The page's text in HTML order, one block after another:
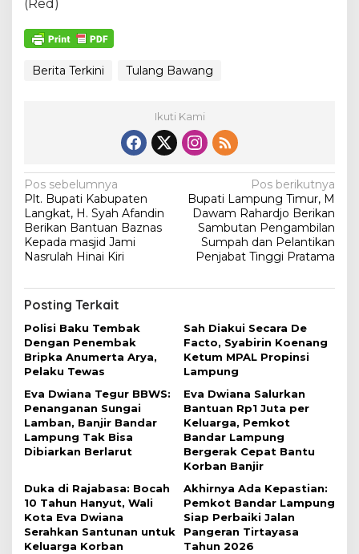
(Red)
Berita Terkini Tulang Bawang
Ikuti Kami
N
a
v
i
a
s
i
p
o
s
Pos sebelumnya
Plt. Bupati Kabupaten
Langkat, H. Syah Afandin
Berikan Bantuan Baznas
Kepada masjid Jami
Nasrulah Hinai Kiri
Pos berikutnya
Bupati Lampung Timur, M
Dawam Rahardjo Berikan
Sambutan Pengambilan
Sumpah dan Pelantikan
Penjabat Tinggi Pratama
Posting Terkait
Polisi Baku Tembak
Dengan Penembak
Bripka Anumerta Arya,
Pelaku Tewas
Sah Diakui Secara De
Facto, Syabirin Koenang
Ketum MPAL Propinsi
Lampung
Eva Dwiana Tegur BBWS:
Penanganan Sungai
Lamban, Banjir Bandar
Lampung Tak Bisa
Dibiarkan Berlarut
Eva Dwiana Salurkan
Bantuan Rp1 Juta per
Keluarga, Pemkot
Bandar Lampung
Bergerak Cepat Bantu
Korban Banjir
Duka di Rajabasa: Bocah
10 Tahun Hanyut, Wali
Kota Eva Dwiana
Serahkan Santunan untuk
Keluarga Korban
Akhirnya Ada Kepastian:
Pemkot Bandar Lampung
Siap Perbaiki Jalan
Pangeran Tirtayasa
Tahun 2026